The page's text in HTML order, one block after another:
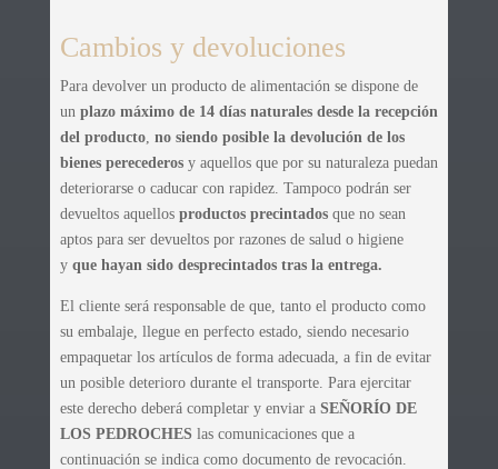
Cambios y devoluciones
Para devolver un producto de alimentación se dispone de
un plazo máximo de 14 días naturales desde la recepción
del producto, no siendo posible la devolución de los
bienes perecederos y aquellos que por su naturaleza puedan
deteriorarse o caducar con rapidez. Tampoco podrán ser
devueltos aquellos productos precintadosque no sean
aptos para ser devueltos por razones de salud o higiene
y que hayan sido desprecintados tras la entrega.
El cliente será responsable de que, tanto el producto como
su embalaje, llegue en perfecto estado, siendo necesario
empaquetar los artículos de forma adecuada, a fin de evitar
un posible deterioro durante el transporte. Para ejercitar
este derecho deberá completar y enviar a SEÑORÍO DE
LOS PEDROCHES las comunicaciones que a
continuación se indica como documento de revocación.